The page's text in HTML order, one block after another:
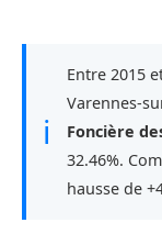
ℹ
Entre 2015
Varennes-
Foncière
32.46%.
hausse de